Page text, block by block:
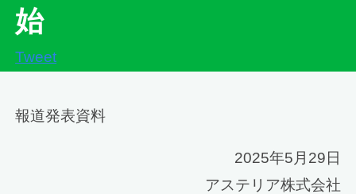
始
Tweet
報道発表資料
2025年5月29日
アステリア株式会社